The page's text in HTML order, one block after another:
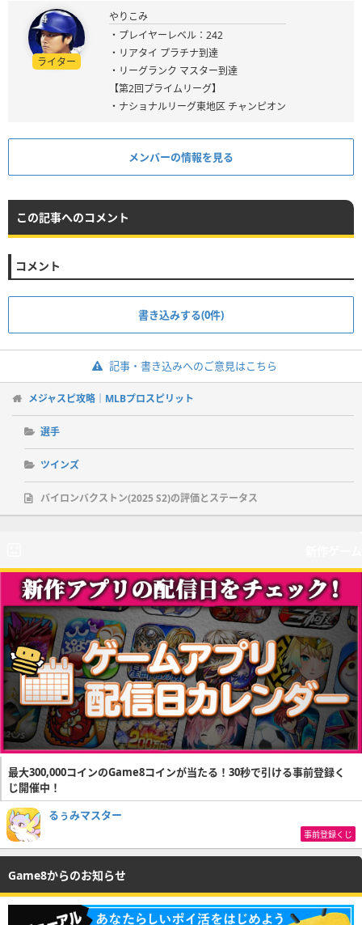
ライター
やりこみ
・プレイヤーレベル：242
・リアタイ プラチナ到達
・リーグランク マスター到達
【第2回プライムリーグ】
・ナショナルリーグ東地区 チャンピオン
メンバーの情報を見る
この記事へのコメント
コメント
書き込みする(0件)
記事・書き込みへのご意見はこちら
メジャスピ攻略｜MLBプロスピリット
選手
ツインズ
バイロンバクストン(2025 S2)の評価とステータス
最大300,000コインのGame8コインが当たる！30秒で引ける事前登録く
じ開催中！
るぅみマスター
事前登録くじ
Game8からのお知らせ